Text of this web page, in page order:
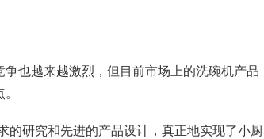
也越来越激烈，但目前市场上的洗碗机产品
的研究和先进的产品设计，真正地实现了小厨